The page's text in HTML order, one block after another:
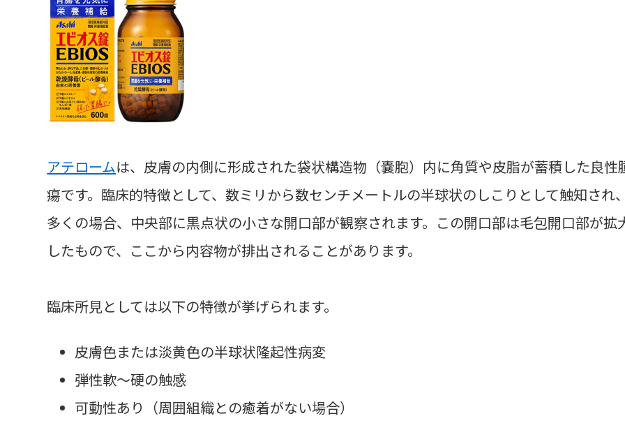
アテロームは、皮膚の内側に形成された袋状構造物（嚢胞）内に角質や皮脂が蓄積した良性
瘍です。臨床的特徴として、数ミリから数センチメートルの半球状のしこりとして触知され
多くの場合、中央部に黒点状の小さな開口部が観察されます。この開口部は毛包開口部が拡
したもので、ここから内容物が排出されることがあります。
臨床所見としては以下の特徴が挙げられます。
皮膚色または淡黄色の半球状隆起性病変
弾性軟～硬の触感
可動性あり（周囲組織との癒着がない場合）